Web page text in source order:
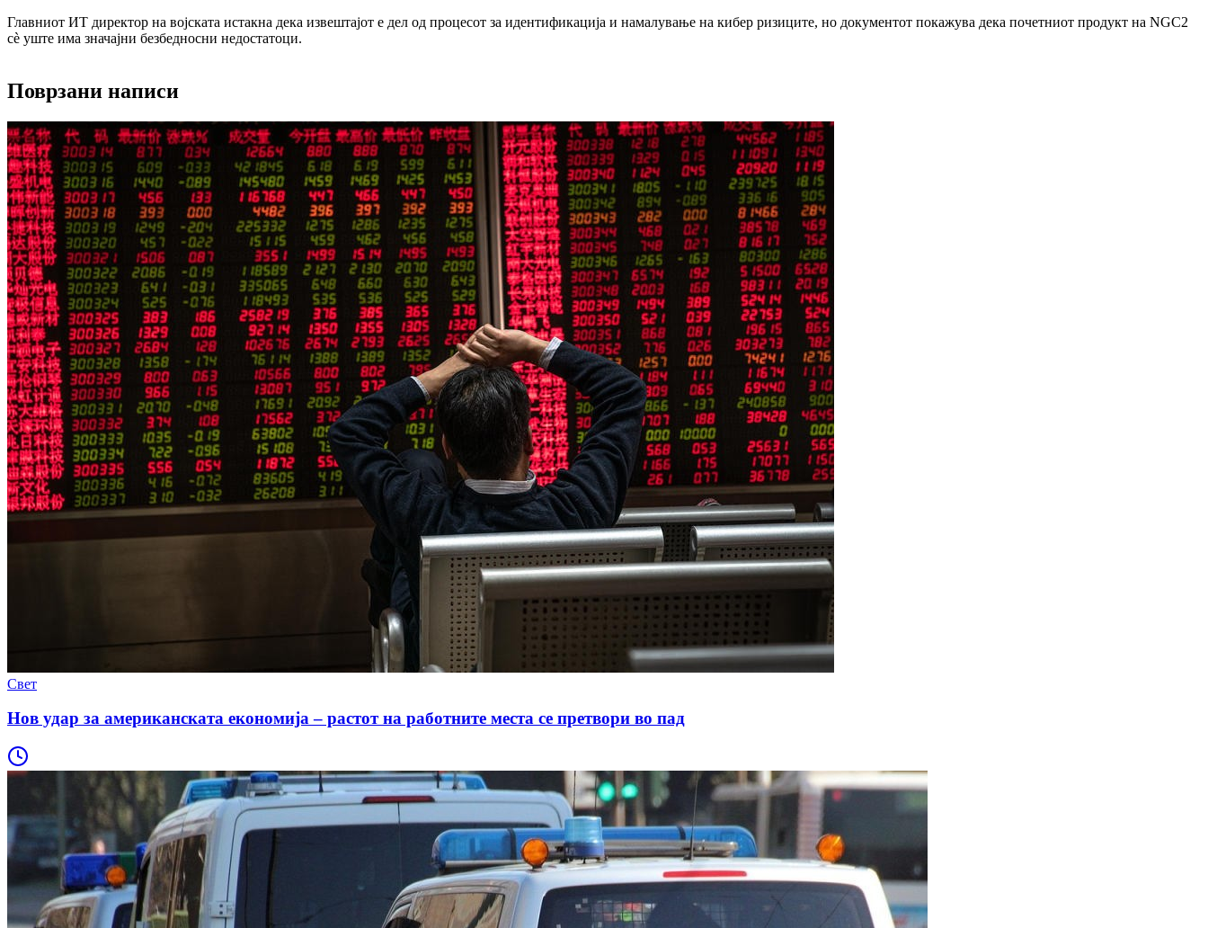
Главниот ИТ директор на војската истакна дека извештајот е дел од процесот за идентификација и намалување на кибер ризиците, но документот покажува дека почетниот продукт на NGC2
сè уште има значајни безбедносни недостатоци.
Поврзани написи
Свет
Нов удар за американската економија – растот на работните места се претвори во пад